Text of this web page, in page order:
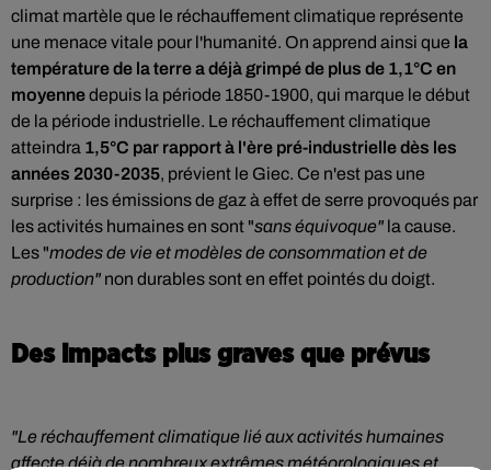
climat martèle que le réchauffement climatique représente
une menace vitale pour l'humanité. On apprend ainsi que la
température de la terre a déjà grimpé de plus de 1,1°C en
moyennedepuis la période 1850-1900, qui marque le début
de la période industrielle. Le réchauffement climatique
atteindra 1,5°C par rapport à l'ère pré-industrielle dès les
années 2030-2035, prévient le Giec. Ce n'est pas une
surprise : les émissions de gaz à effet de serre provoqués par
les activités humaines en sont "sans équivoque" la cause.
Les "modes de vie et modèles de consommation et de
production" non durables sont en effet pointés du doigt.
Des impacts plus graves que prévus
"Le réchauffement climatique lié aux activités humaines
affecte déjà de nombreux extrêmes météorologiques et